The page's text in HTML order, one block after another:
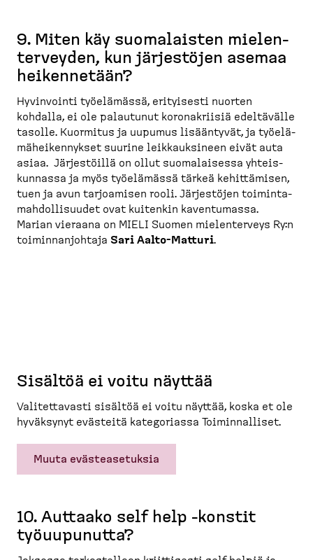
9. Miten käy suomalaisten mielen­
ter­veyden, kun järjestöjen asemaa
heiken­netään?
Hyvinvointi työelämässä, erityisesti nuorten
kohdalla, ei ole palautunut korona­kriisiä edeltävälle
tasolle. Kuormitus ja uupumus lisääntyvät, ja työelä­
mä­hei­ken­nykset suurine leikkauk­sineen eivät auta
asiaa. Järjes­töillä on ollut suomalaisessa yhteis­
kunnassa ja myös työelämässä tärkeä kehittämisen,
tuen ja avun tarjoamisen rooli. Järjestöjen toimin­ta­
mah­dol­li­suudet ovat kuitenkin kaventumassa.
Marian vieraana on MIELI Suomen mielen­terveys Ry:n
toimin­nan­johtaja Sari Aalto-​Matturi.
Sisältöä ei voitu näyttää
Valitet­tavasti sisältöä ei voitu näyttää, koska et ole
hyväksynyt evästeitä katego­riassa Toimin­nalliset.
Muuta evästeasetuksia
10. Auttaako self help -​konstit
työuupunutta?